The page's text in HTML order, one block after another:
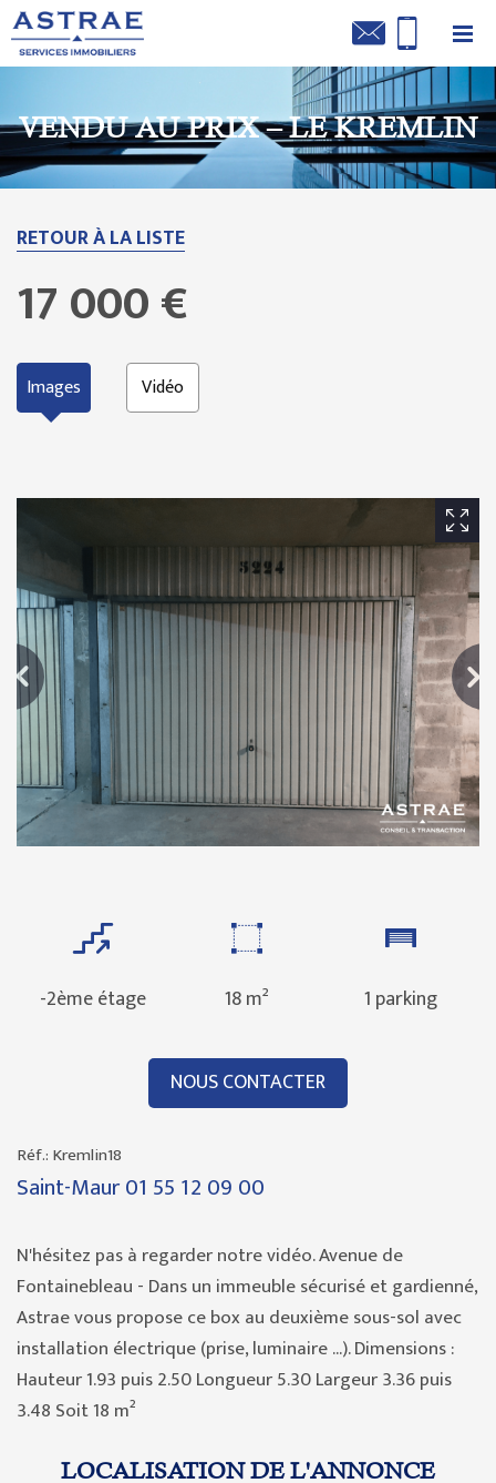
VENDU AU PRIX – LE KREMLIN
RETOUR À LA LISTE
17 000 €
Images Vidéo
-2ème étage 18 m² 1 parking
NOUS CONTACTER
Réf.: Kremlin18
Saint-Maur01 55 12 09 00
N'hésitez pas à regarder notre vidéo. Avenue de
Fontainebleau - Dans un immeuble sécurisé et gardienné,
Astrae vous propose ce box au deuxième sous-sol avec
installation électrique (prise, luminaire ...). Dimensions :
Hauteur 1.93 puis 2.50 Longueur 5.30 Largeur 3.36 puis
3.48 Soit 18 m²
LOCALISATION DE L'ANNONCE